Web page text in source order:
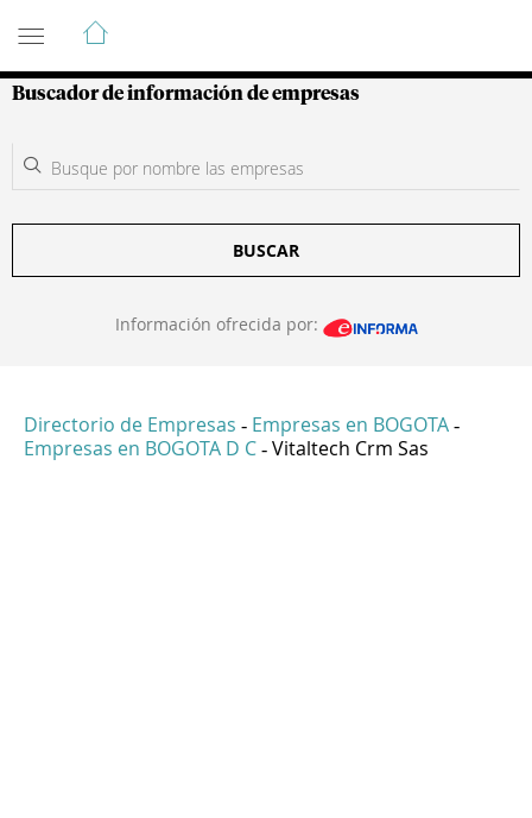
Guía de Empresas Colombianas
Buscador de información de empresas
BUSCAR
Información ofrecida por:
Directorio de Empresas - Empresas en BOGOTA -
Empresas en BOGOTA D C - Vitaltech Crm Sas